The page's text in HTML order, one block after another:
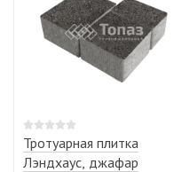
Тротуарная плитка
Лэндхаус, джафар